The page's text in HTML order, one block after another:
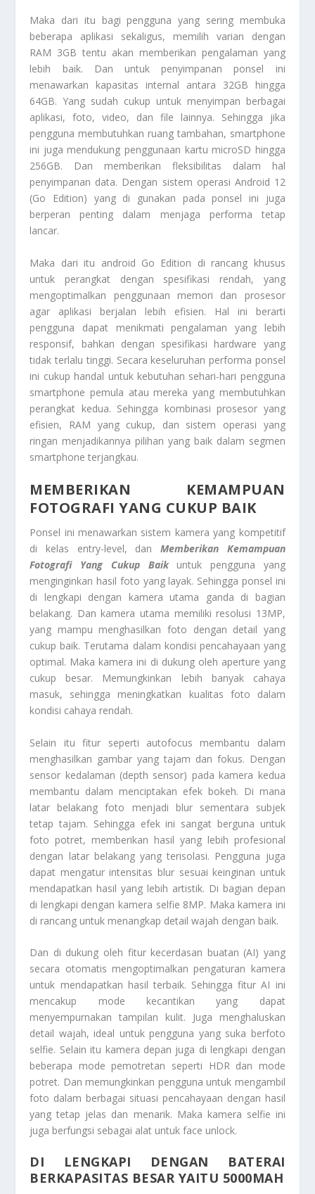
Maka dari itu bagi pengguna yang sering membuka
beberapa aplikasi sekaligus, memilih varian dengan
RAM 3GB tentu akan memberikan pengalaman yang
lebih baik. Dan untuk penyimpanan ponsel ini
menawarkan kapasitas internal antara 32GB hingga
64GB. Yang sudah cukup untuk menyimpan berbagai
aplikasi, foto, video, dan file lainnya. Sehingga jika
pengguna membutuhkan ruang tambahan, smartphone
ini juga mendukung penggunaan kartu microSD hingga
256GB. Dan memberikan fleksibilitas dalam hal
penyimpanan data. Dengan sistem operasi Android 12
(Go Edition) yang di gunakan pada ponsel ini juga
berperan penting dalam menjaga performa tetap
lancar.
Maka dari itu android Go Edition di rancang khusus
untuk perangkat dengan spesifikasi rendah, yang
mengoptimalkan penggunaan memori dan prosesor
agar aplikasi berjalan lebih efisien. Hal ini berarti
pengguna dapat menikmati pengalaman yang lebih
responsif, bahkan dengan spesifikasi hardware yang
tidak terlalu tinggi. Secara keseluruhan performa ponsel
ini cukup handal untuk kebutuhan sehari-hari pengguna
smartphone pemula atau mereka yang membutuhkan
perangkat kedua. Sehingga kombinasi prosesor yang
efisien, RAM yang cukup, dan sistem operasi yang
ringan menjadikannya pilihan yang baik dalam segmen
smartphone terjangkau.
MEMBERIKAN KEMAMPUAN
FOTOGRAFI YANG CUKUP BAIK
Ponsel ini menawarkan sistem kamera yang kompetitif
di kelas entry-level, dan Memberikan Kemampuan
Fotografi Yang Cukup Baikuntuk pengguna yang
menginginkan hasil foto yang layak. Sehingga ponsel ini
di lengkapi dengan kamera utama ganda di bagian
belakang. Dan kamera utama memiliki resolusi 13MP,
yang mampu menghasilkan foto dengan detail yang
cukup baik. Terutama dalam kondisi pencahayaan yang
optimal. Maka kamera ini di dukung oleh aperture yang
cukup besar. Memungkinkan lebih banyak cahaya
masuk, sehingga meningkatkan kualitas foto dalam
kondisi cahaya rendah.
Selain itu fitur seperti autofocus membantu dalam
menghasilkan gambar yang tajam dan fokus. Dengan
sensor kedalaman (depth sensor) pada kamera kedua
membantu dalam menciptakan efek bokeh. Di mana
latar belakang foto menjadi blur sementara subjek
tetap tajam. Sehingga efek ini sangat berguna untuk
foto potret, memberikan hasil yang lebih profesional
dengan latar belakang yang terisolasi. Pengguna juga
dapat mengatur intensitas blur sesuai keinginan untuk
mendapatkan hasil yang lebih artistik. Di bagian depan
di lengkapi dengan kamera selfie 8MP. Maka kamera ini
di rancang untuk menangkap detail wajah dengan baik.
Dan di dukung oleh fitur kecerdasan buatan (AI) yang
secara otomatis mengoptimalkan pengaturan kamera
untuk mendapatkan hasil terbaik. Sehingga fitur AI ini
mencakup mode kecantikan yang dapat
menyempurnakan tampilan kulit. Juga menghaluskan
detail wajah, ideal untuk pengguna yang suka berfoto
selfie. Selain itu kamera depan juga di lengkapi dengan
beberapa mode pemotretan seperti HDR dan mode
potret. Dan memungkinkan pengguna untuk mengambil
foto dalam berbagai situasi pencahayaan dengan hasil
yang tetap jelas dan menarik. Maka kamera selfie ini
juga berfungsi sebagai alat untuk face unlock.
DI LENGKAPI DENGAN BATERAI
BERKAPASITAS BESAR YAITU 5000MAH